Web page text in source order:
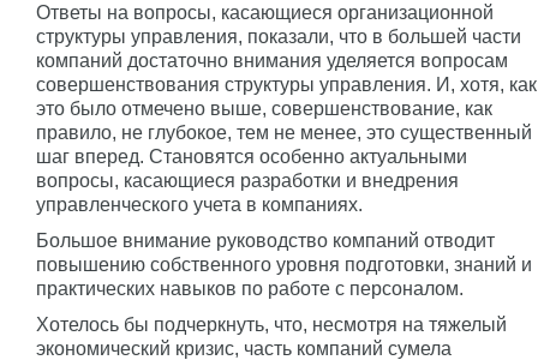
Ответы на вопросы, касающиеся организационной
структуры управления, показали, что в большей части
компаний достаточно внимания уделяется вопросам
совершенствования структуры управления. И, хотя, как
это было отмечено выше, совершенствование, как
правило, не глубокое, тем не менее, это существенный
шаг вперед. Становятся особенно актуальными
вопросы, касающиеся разработки и внедрения
управленческого учета в компаниях.
Большое внимание руководство компаний отводит
повышению собственного уровня подготовки, знаний и
практических навыков по работе с персоналом.
Хотелось бы подчеркнуть, что, несмотря на тяжелый
экономический кризис, часть компаний сумела